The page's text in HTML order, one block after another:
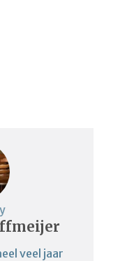
veel jaar